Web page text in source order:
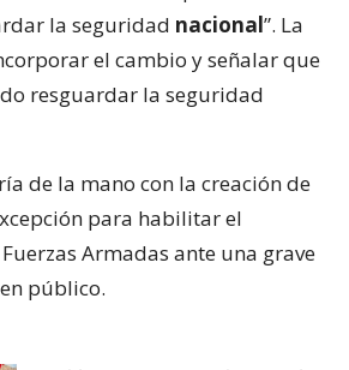
la seguridad nacional”. La
el cambio y señalar que
resguardar la seguridad
de la mano con la creación de
para habilitar el
Armadas ante una grave
público.